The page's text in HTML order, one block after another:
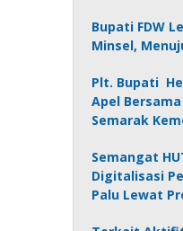
Bupati FDW
Minsel,
Plt. Bupati
Apel
Semarak
Semangat
Digitalisasi
Palu Lewat